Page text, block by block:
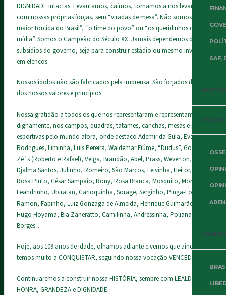
SAF,
DIGNIDADE intactas. Levantamos, caímos, tornamos a nos levantar,
com nossas próprias forças, sem “viradas de mesa”. Não somos “a
maior torcida do Brasil”, “o time do povo” ou “os queridinhos da
mídia”. Somos o Campeão do Século XX. Jamais dependemos de
subsídios do governo, seja para construir estádio ou mesmo investir
em elencos.
Nossos ídolos não são fabricados pela imprensa. São forjados dentro
dos nossos valores e princípios.
Nossa gratidão a todos os que nos representaram e representam
dignamente, nos campos, quadras, tatames, canchas, mesas e praças
esportivas pelo mundo afora, onde destaco Ademir da Guia, Evair,
Rodrigues, Liminha, Luis Pereira, Waldemar Fiúme, “Dudus”, Gomez,
Zé´s (Roberto e Rafael), Veiga, Brandão, Abel, Prass, Weverton,
Djalma Santos, Julinho, Romeiro, São Marcos, Leivinha, Heitor, Jair
Rosa Pinto, César Sampaio, Rony, Rosa Branca, Mosquito, Mortari,
Leandrinho, Ubiratan, Carioquinha, Sorage, Serginho, Pinga-Fogo,
Ramon, Fabinho, Luiz Gonzaga de Almeida, Henrique Guimarães,
Hugo Hoyama, Bia Zaneratto, Camilinha, Andressinha, Poliana, Ary
Borges…
Hoje, aos 109 anos de idade, olhamos adiante e vemos que ainda
temos muito a CONQUISTAR, seguindo nossa vocação VENCEDORA.
Continuaremos a construir nossa HISTÓRIA, sempre com LEALDADE,
HONRA, GRANDEZA e DIGNIDADE.